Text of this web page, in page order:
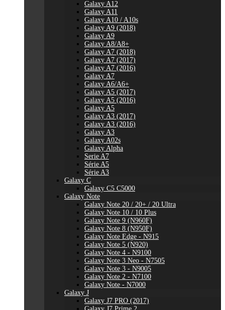
Galaxy A12
Galaxy A11
Galaxy A10 / A10s
Galaxy A9 (2018)
Galaxy A9
Galaxy A8/A8+
Galaxy A7 (2018)
Galaxy A7 (2017)
Galaxy A7 (2016)
Galaxy A7
Galaxy A6/A6+
Galaxy A5 (2017)
Galaxy A5 (2016)
Galaxy A5
Galaxy A3 (2017)
Galaxy A3 (2016)
Galaxy A3
Galaxy A02s
Galaxy Alpha
Serie A7
Série A5
Série A3
Galaxy C
Galaxy C5 C5000
Galaxy Note
Galaxy Note 20 / 20+ / 20 Ultra
Galaxy Note 10 / 10 Plus
Galaxy Note 9 (N960F)
Galaxy Note 8 (N950F)
Galaxy Note Edge - N915
Galaxy Note 5 (N920)
Galaxy Note 4 - N9100
Galaxy Note 3 Neo - N7505
Galaxy Note 3 - N9005
Galaxy Note 2 - N7100
Galaxy Note - N7000
Galaxy J
Galaxy J7 PRO (2017)